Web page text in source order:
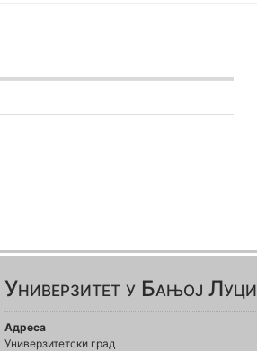
Универзитет у Бањој Луци
Адреса
Универзитетски град